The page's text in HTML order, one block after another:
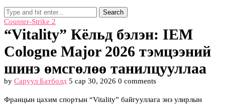
Search
Counter-Strike 2
“Vitality” Кёльд бэлэн: IEM
Cologne Major 2026 тэмцээний
шинэ өмсгөлөө танилцууллаа
by Саруул Батболд 5 сар 30, 2026 0 comments
Францын цахим спортын “Vitality” байгууллага энэ улирлын